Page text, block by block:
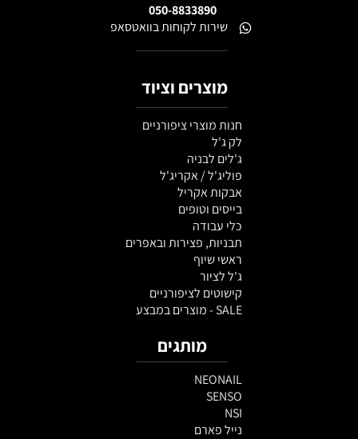
050-8833890
שירות לקוחות בוואטסאפ
מוצרים וציוד
חנות מוצרי ציפורניים
לק ג'ל
ג'לים לבניה
פוליג'ל / אקריג'ל
אבקות אקריל
בייסים וטופים
כלי עבודה
תבניות, פצירות ובאפרים
ראשי שיוף
ג'ל לציור
קישוטים לציפורניים
SALE - מוצרים במבצע
מותגים
NEONAIL
SENSO
NSI
נייל פארם